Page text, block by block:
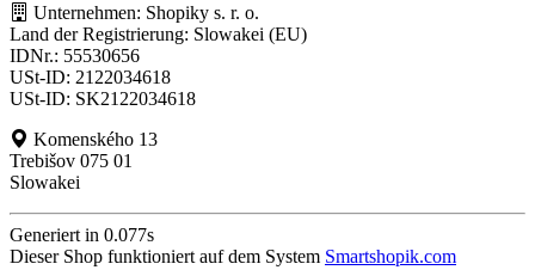
Unternehmen: Shopiky s. r. o.
Land der Registrierung: Slowakei (EU)
IDNr.: 55530656
USt-ID: 2122034618
USt-ID: SK2122034618
Komenského 13
Trebišov 075 01
Slowakei
Generiert in 0.077s
Dieser Shop funktioniert auf dem System Smartshopik.com